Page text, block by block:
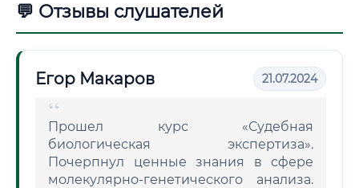
💬 Отзывы слушателей
Егор Макаров 21.07.2024
Прошел курс «Судебная
биологическая экспертиза».
Почерпнул ценные знания в сфере
молекулярно-генетического анализа.